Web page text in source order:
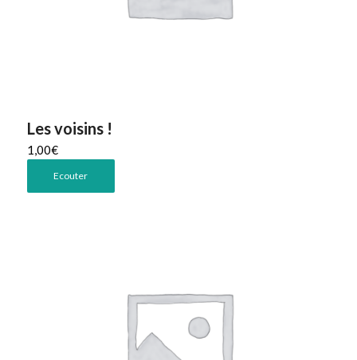
Les voisins !
1,00€
Ecouter